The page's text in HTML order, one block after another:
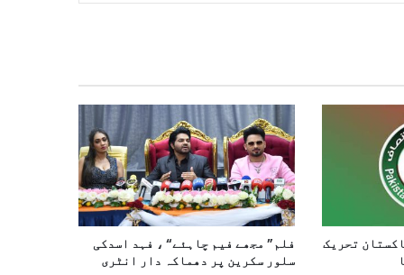
تحریک
فلم” مجھے فیم چاہئے“ ، فہد اسدکی
سلور سکرین پر دھماکہ دار انٹری